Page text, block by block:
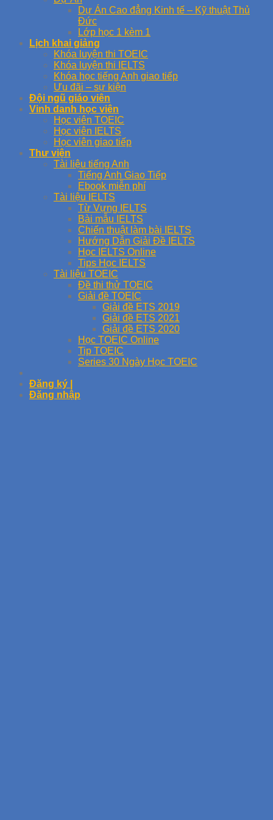
Dự Án Cao đẳng Kinh tế – Kỹ thuật Thủ
Đức
Lớp học 1 kèm 1
Lịch khai giảng
Khóa luyện thi TOEIC
Khóa luyện thi IELTS
Khóa học tiếng Anh giao tiếp
Ưu đãi – sự kiện
Đội ngũ giáo viên
Vinh danh học viên
Học viên TOEIC
Học viên IELTS
Học viên giao tiếp
Thư viện
Tài liệu tiếng Anh
Tiếng Anh Giao Tiếp
Ebook miễn phí
Tài liệu IELTS
Từ Vựng IELTS
Bài mẫu IELTS
Chiến thuật làm bài IELTS
Hướng Dẫn Giải Đề IELTS
Học IELTS Online
Tips Học IELTS
Tài liệu TOEIC
Đề thi thử TOEIC
Giải đề TOEIC
Giải đề ETS 2019
Giải đề ETS 2021
Giải đề ETS 2020
Học TOEIC Online
Tip TOEIC
Series 30 Ngày Học TOEIC
Đăng ký |
Đăng nhập